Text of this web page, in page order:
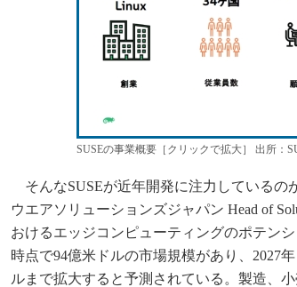
SUSEの事業概要［クリックで拡大］ 出所：
そんなSUSEが近年開発に注力しているの
ウエアソリューションズジャパン Head of
おけるエッジコンピューティングのポテン
時点で94億米ドルの市場規模があり、2027
ルまで拡大すると予測されている。製造、